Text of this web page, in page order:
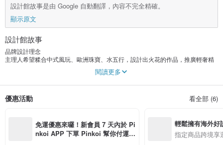
設計館故事是由 Google 自動翻譯，內容不完全精確。
顯示原文
設計館故事
品牌設計理念
主理人希望糅合中式風玩、歐洲珠寶、水五行，設計出火花的作品，推廣輕奢精
品。每件作品均由設計師親手搜羅及原創設計，具有獨特的手作溫度。希望親民
的價格，令所有珠寶首飾散發著心儀珠寶。
際心，支持間大小佛教道場。
寶寶，英國居英國，曾有實力現身拍賣行助理經理，處理的隨身拍品，包括億冊
亦億億台幣。其後造於英國倫敦大學國際管理學碩士，曾修讀寶石學。 團隊風水
顧問為2020年全球算命師大賽亞軍。
閱讀更多
優惠活動 看全部 (6)
免運優惠來囉！新會員 7 天內於 Pi
nkoi APP 下單 Pinkoi 幫你付運
輕鬆擁有海外好
指定商品跨境享